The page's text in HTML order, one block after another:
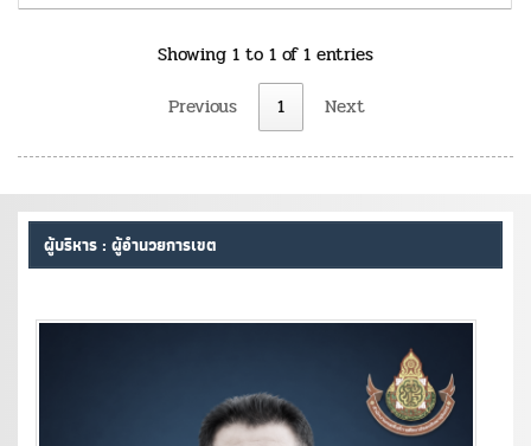
Showing 1 to 1 of 1 entries
Previous
1 Next
ผู้บริหาร : ผู้อำนวยการเขต